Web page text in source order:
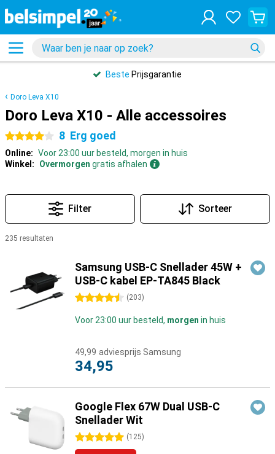
Beste Prijsgarantie
Doro Leva X10
Doro Leva X10 - Alle accessoires
4 sterren 8 Erg goed
Online: Voor 23:00 uur besteld, morgen in huis
Winkel:
Overmorgen gratis afhalen
Filter Sorteer
235 resultaten
Samsung USB-C Snellader 45W +
USB-C kabel EP-TA845 Black
4.5 sterren (203)
Voor 23:00 uur besteld, morgen in huis
49,99 adviesprijs Samsung
34,95
Google Flex 67W Dual USB-C
Snellader Wit
5 sterren (125)